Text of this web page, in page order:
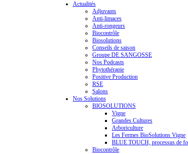
Actualités
Adjuvants
Anti-limaces
Anti-rongeurs
Biocontrôle
Biosolutions
Conseils de saison
Groupe DE SANGOSSE
Nos Podcasts
Phytothérapie
Positive Production
RSE
Salons
Nos Solutions
BIOSOLUTIONS
Vigne
Grandes Cultures
Arboriculture
Les Fermes BioSolutions Vigne
BLUE TOUCH, processus de
Biocontrôle